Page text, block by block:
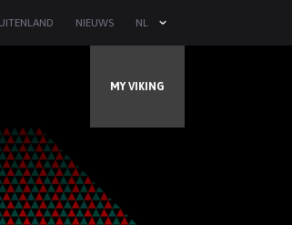
NIEUWS NL
MY VIKING